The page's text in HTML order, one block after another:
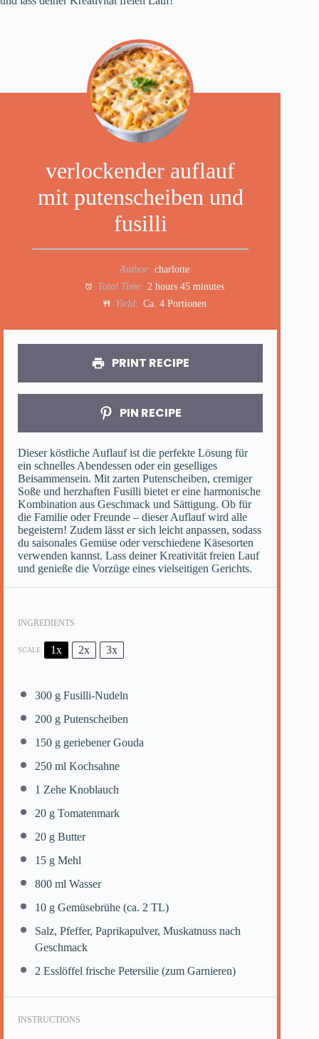
verlockender auflauf
mit putenscheiben und
fusilli
Author: charlotte
Total Time: 2 hours 45 minutes
Yield: Ca. 4 Portionen
PRINT RECIPE
PIN RECIPE
Dieser köstliche Auflauf ist die perfekte Lösung für
ein schnelles Abendessen oder ein geselliges
Beisammensein. Mit zarten Putenscheiben, cremiger
Soße und herzhaften Fusilli bietet er eine harmonische
Kombination aus Geschmack und Sättigung. Ob für
die Familie oder Freunde – dieser Auflauf wird alle
begeistern! Zudem lässt er sich leicht anpassen, sodass
du saisonales Gemüse oder verschiedene Käsesorten
verwenden kannst. Lass deiner Kreativität freien Lauf
und genieße die Vorzüge eines vielseitigen Gerichts.
INGREDIENTS
SCALE 1x 2x 3x
300 g Fusilli-Nudeln
200 g Putenscheiben
150 g geriebener Gouda
250 ml Kochsahne
1 Zehe Knoblauch
20 g Tomatenmark
20 g Butter
15 g Mehl
800 ml Wasser
10 g Gemüsebrühe (ca. 2 TL)
Salz, Pfeffer, Paprikapulver, Muskatnuss nach
Geschmack
2 Esslöffel frische Petersilie (zum Garnieren)
INSTRUCTIONS